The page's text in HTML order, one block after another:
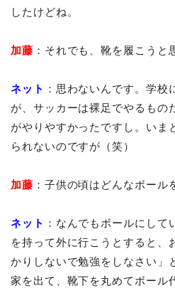
したけどね。
加藤 ：それでも、靴を履こうと
ネット ：思わないんです。学校
が、サッカーは裸足でやるもの
がやりやすかったですし。いま
られないのですが（笑）
加藤 ：子供の頃はどんなボー
ネット ：なんでもボールにし
を持って外に行こうとすると、
かりしないで勉強をしなさい」
家を出て、靴下を丸めてボール